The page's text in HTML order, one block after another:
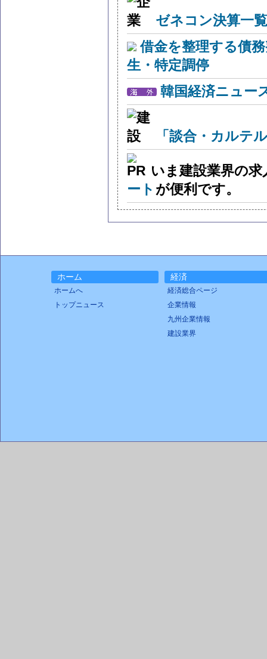
ゼネコン決算一
借金を整理する債
生・特定調停
韓国経済ニュー
「談合・カルテ
いま建設業界の
ート が便利です。
ホーム
ホームへ
トップニュース
経済
経済総合ページ
企業情報
九州企業情報
建設業界